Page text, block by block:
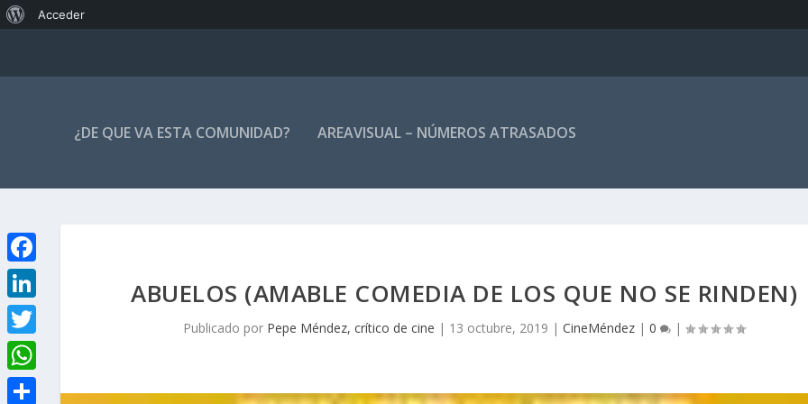
Acerca
Acceder
¿DE QUE VA ESTA COMUNIDAD? AREAVISUAL – NÚMEROS ATRASADOS
ABUELOS (AMABLE COMEDIA DE LOS QUE NO SE RINDEN)
Publicado por Pepe Méndez, crítico de cine | 13 octubre, 2019 |CineMéndez |0 |
F
a
c
e
b
L
i
n
T
w
W